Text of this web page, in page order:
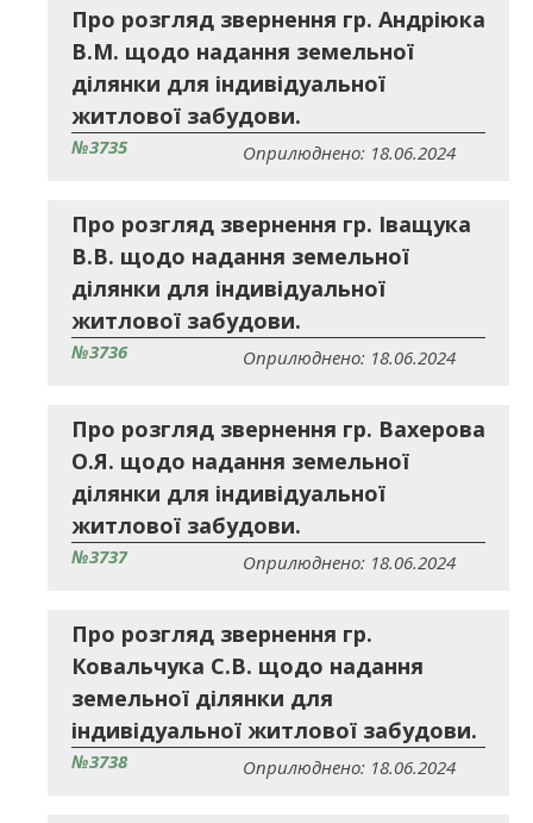
Про розгляд звернення гр. Андріюка
В.М. щодо надання земельної
ділянки для індивідуальної
житлової забудови.
№3735 Оприлюднено: 18.06.2024
Про розгляд звернення гр. Іващука
В.В. щодо надання земельної
ділянки для індивідуальної
житлової забудови.
№3736 Оприлюднено: 18.06.2024
Про розгляд звернення гр. Вахерова
О.Я. щодо надання земельної
ділянки для індивідуальної
житлової забудови.
№3737 Оприлюднено: 18.06.2024
Про розгляд звернення гр.
Ковальчука С.В. щодо надання
земельної ділянки для
індивідуальної житлової забудови.
№3738 Оприлюднено: 18.06.2024